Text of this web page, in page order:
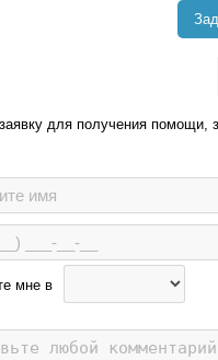
заявку для получения
мне в